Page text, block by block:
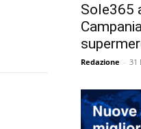
Sole365
Redazione - 31